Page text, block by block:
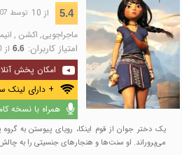
5.4 از 10 توسط 307 نفر در
ماجراجویی, اکشن ,
امتیاز کاربران: 6.6از
امکان پخش
+ دارای لینک
همراه با نسخه
یک دختر جوان از قوم اینکا، رویای پیوستن به
می‌پروراند. او سنت‌ها و هنجارهای جنسیتی را به